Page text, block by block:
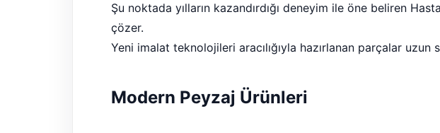
Şu noktada yılların kazandırdığı deneyim ile öne beliren
çözer.
Yeni imalat teknolojileri aracılığıyla hazırlanan parçalar uzun
Modern Peyzaj Ürünleri